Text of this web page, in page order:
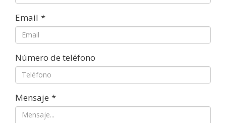
Email *
Número de teléfono
Mensaje *